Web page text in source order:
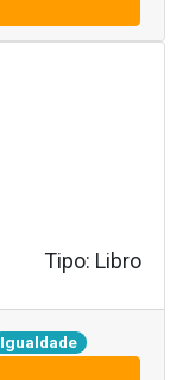
Tipo: Libro
Igualdade